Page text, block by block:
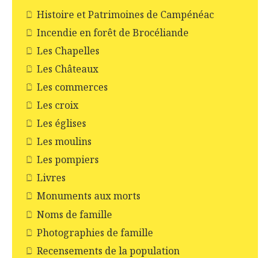
Histoire et Patrimoines de Campénéac
Incendie en forêt de Brocéliande
Les Chapelles
Les Châteaux
Les commerces
Les croix
Les églises
Les moulins
Les pompiers
Livres
Monuments aux morts
Noms de famille
Photographies de famille
Recensements de la population